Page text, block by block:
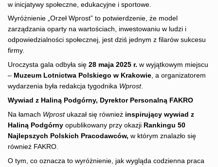
w inicjatywy społeczne, edukacyjne i sportowe.
Wyróżnienie „Orzeł Wprost” to potwierdzenie, że model
zarządzania oparty na wartościach, inwestowaniu w ludzi i
odpowiedzialności społecznej, jest dziś jednym z filarów sukcesu
firmy.
Uroczysta gala odbyła się 28 maja 2025 r. w wyjątkowym miejscu
– Muzeum Lotnictwa Polskiego w Krakowie, a organizatorem
wydarzenia była redakcja tygodnika Wprost.
Wywiad z Haliną Podgórny, Dyrektor Personalną FAKRO
Na łamach Wprost ukazał się również inspirujący wywiad z
Haliną Podgórny opublikowany przy okazji Rankingu 50
Najlepszych Polskich Pracodawców, w którym znalazło się
również FAKRO.
O tym, co oznacza to wyróżnienie, jak wygląda codzienna praca